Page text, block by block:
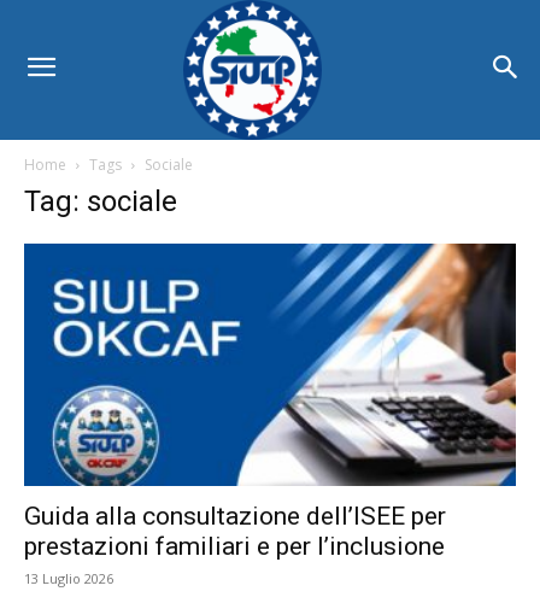
Home Tags Sociale
Tag: sociale
Guida alla consultazione dell’ISEE per
prestazioni familiari e per l’inclusione
13 Luglio 2026